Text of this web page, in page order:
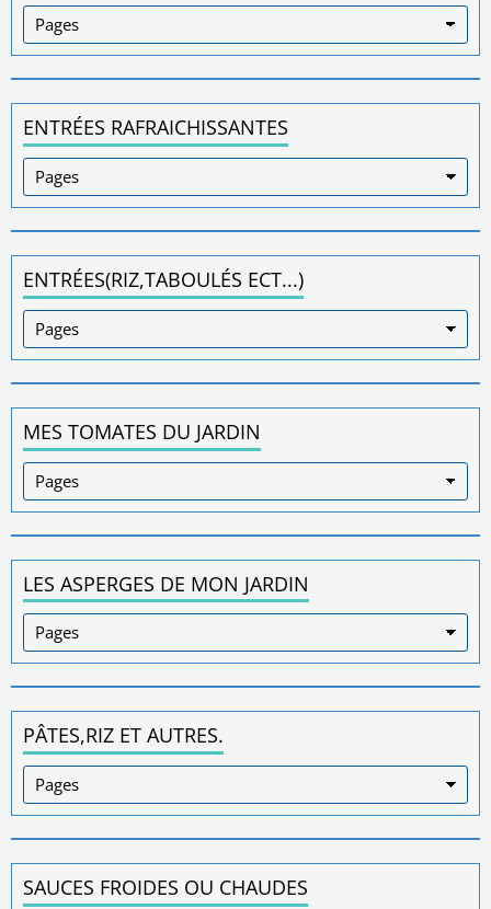
ENTRÉES RAFRAICHISSANTES
ENTRÉES(RIZ,TABOULÉS ECT...)
MES TOMATES DU JARDIN
LES ASPERGES DE MON JARDIN
PÂTES,RIZ ET AUTRES.
SAUCES FROIDES OU CHAUDES